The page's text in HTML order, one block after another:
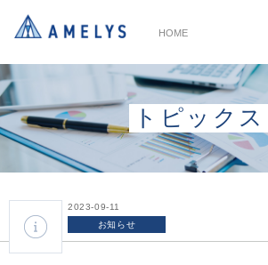
HOME
トピックス
2023-09-11
お知らせ